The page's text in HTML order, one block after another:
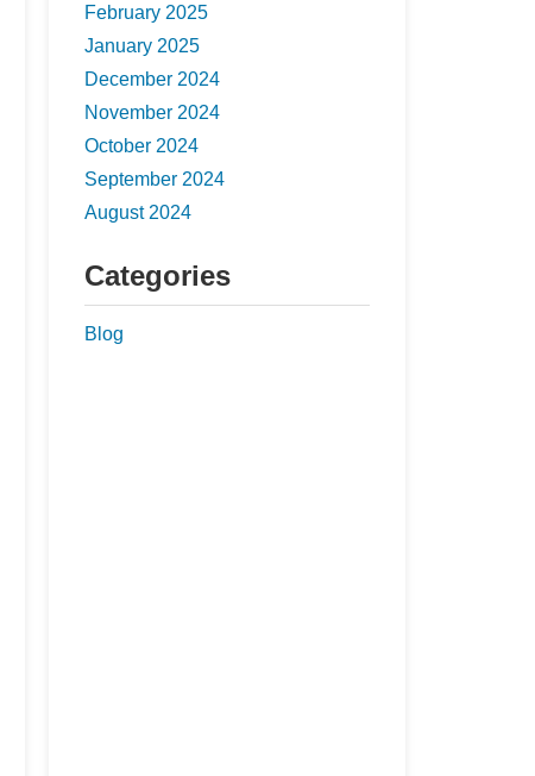
February 2025
January 2025
December 2024
November 2024
October 2024
September 2024
August 2024
Categories
Blog